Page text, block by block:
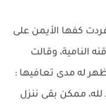
كفها الأيمن على
النامية، وقالت
له مدى تعافيها :
لله، ممكن بقى ننزل